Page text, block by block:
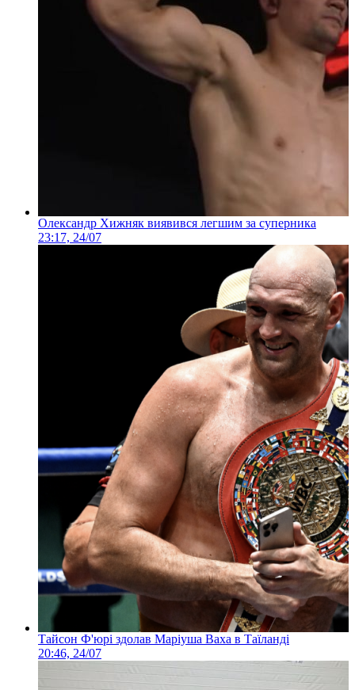
Олександр Хижняк виявився легшим за суперника
23:17, 24/07
Тайсон Ф'юрі здолав Маріуша Ваха в Таїланді
20:46, 24/07